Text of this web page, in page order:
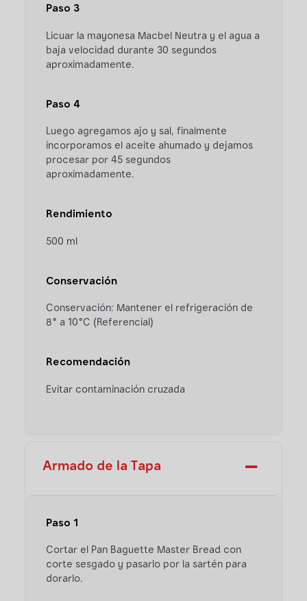
Paso 3
Licuar la mayonesa Macbel Neutra y el agua a
baja velocidad durante 30 segundos
aproximadamente.
Paso 4
Luego agregamos ajo y sal, finalmente
incorporamos el aceite ahumado y dejamos
procesar por 45 segundos
aproximadamente.
Rendimiento
500 ml
Conservación
Conservación: Mantener el refrigeración de
8° a 10°C (Referencial)
Recomendación
Evitar contaminación cruzada
Armado de la Tapa
Paso 1
Cortar el Pan Baguette Master Bread con
corte sesgado y pasarlo por la sartén para
dorarlo.